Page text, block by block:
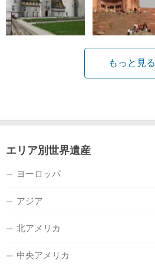
もっと見る
エリア別世界遺産
ヨーロッパ
アジア
北アメリカ
中央アメリカ